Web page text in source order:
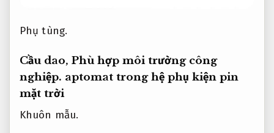
Phụ tùng.
Cầu dao, Phù hợp môi trường công
nghiệp. aptomat trong hệ phụ kiện pin
mặt trời
Khuôn mẫu.